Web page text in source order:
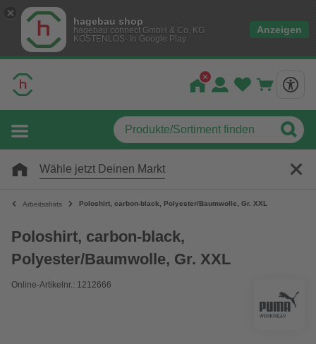
hagebau shop
hagebau connect GmbH & Co. KG
KOSTENLOS- In Google Play
Anzeigen
Wähle jetzt Deinen Markt
Arbeitsshirts Poloshirt, carbon-black, Polyester/Baumwolle, Gr. XXL
Poloshirt, carbon-black,
Polyester/Baumwolle, Gr. XXL
Online-Artikelnr.: 1212666